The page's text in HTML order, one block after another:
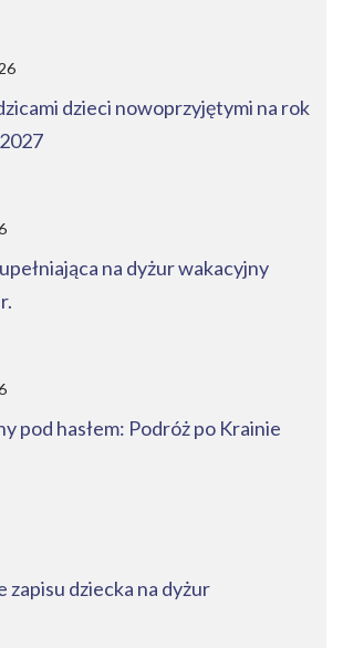
dzieci nowoprzyjętymi na rok
na dyżur wakacyjny
pod hasłem: Podróż po Krainie
zapisu dziecka na dyżur